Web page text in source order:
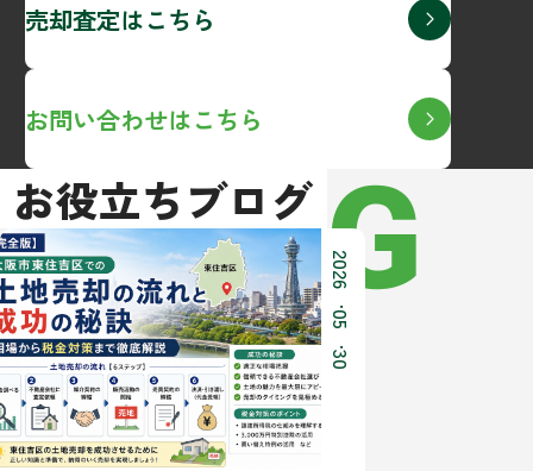
売却査定はこちら
お問い合わせはこちら
お役立ちブログ
BLOG
2026
05
30